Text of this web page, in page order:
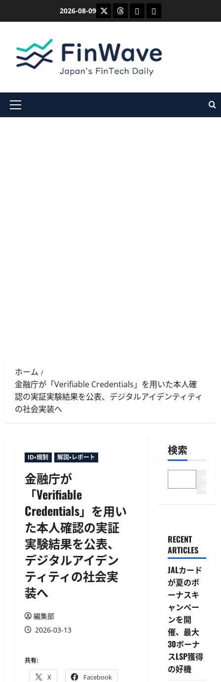
2026-08-09 X ThreadsBlueskyMastodon
メ
ホーム
金融庁が「Verifiable Credentials」を用いた本人確
認の実証実験結果を公表、デジタルアイデンティティ
の社会実装へ
ID・規制 解説・レポート
金融庁が
「Verifiable
Credentials」を用い
た本人確認の実証
実験結果を公表、
デジタルアイデン
ティティの社会実
装へ
編集部
2026-03-13
共有:
X Facebook
検索
RECENT
ARTICLES
JALカード
が夏のボ
ーナスキ
ャンペー
ンを開
催、最大
30ボーナ
スLSP獲得
の好機